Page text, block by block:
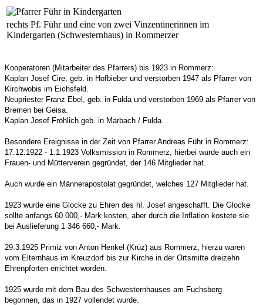
rechts Pf. Führ und eine von zwei Vinzentinerinnen im
Kindergarten (Schwesternhaus) in Rommerzer
Kooperatoren (Mitarbeiter des Pfarrers) bis 1923 in Rommerz:
Kaplan Josef Cire, geb. in Hofbieber und verstorben 1947 als Pfarrer von
Kirchwobis im Eichsfeld.
Neupriester Franz Ebel, geb. in Fulda und verstorben 1969 als Pfarrer von
Bremen bei Geisa.
Kaplan Josef Fröhlich geb. in Marbach / Fulda.
Besondere Ereignisse in der Zeit von Pfarrer Andreas Führ in Rommerz:
17.12.1922 - 1.1.1923 Volksmission in Rommerz, hierbei wurde auch ein
Frauen- und Mütterverein gegründet, der 146 Mitglieder hat.
Auch wurde ein Männerapostolat gegründet, welches 127 Mitglieder hat.
1923 wurde eine Glocke zu Ehren des hl. Josef angeschafft. Die Glocke
sollte anfangs 60 000,- Mark kosten, aber durch die Inflation kostete sie
bei Auslieferung 1 346 660,- Mark.
29.3.1925 Primiz von Anton Henkel (Krüz) aus Rommerz, hierzu waren
vom Elternhaus im Kreuzdorf bis zur Kirche in der Ortsmitte dreizehn
Ehrenpforten errichtet worden.
1925 wurde mit dem Bau des Schwesternhauses am Fuchsberg
begonnen, das in 1927 vollendet wurde.